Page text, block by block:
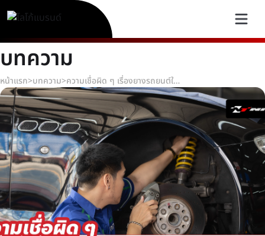
บทความ
หน้าแรก>บทความ> ความเชื่อผิด ๆ เรื่องยางรถยนต์ในหน้าร้อน ที่อาจทำให้เสี่ยงโดยไม่รู้ตัว